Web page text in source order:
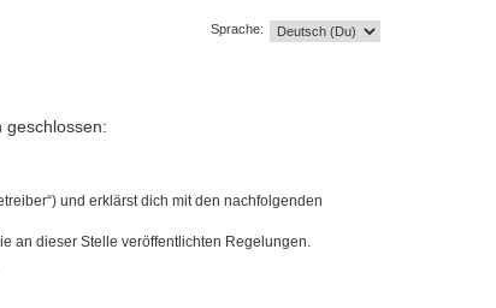
S
u
Sprache:
geschlossen:
und erklärst dich mit den nachfolgenden
an dieser Stelle veröffentlichten Regelungen.